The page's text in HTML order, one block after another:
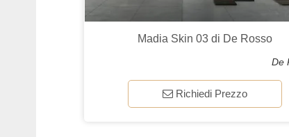
Madia Skin 03 di De Rosso
De
Richiedi Prezzo